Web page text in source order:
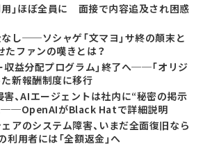
用」ほぼ全員に 面接で内容追及され困惑
なし──ソシャゲ「文マヨ」サ終の顛末と
たファンの嘆きとは？
収益分配プログラム」終了へ──「オリジ
た新報酬制度に移行
、AIエージェントは社内に“秘密の掲示
──OpenAIがBlack Hatで詳細説明
ェアのシステム障害、いまだ全面復旧なら
用者には「全額返金」へ